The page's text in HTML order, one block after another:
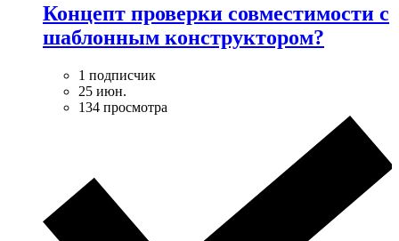
Концепт проверки совместимости с
шаблонным конструктором?
1 подписчик
25 июн.
134 просмотра